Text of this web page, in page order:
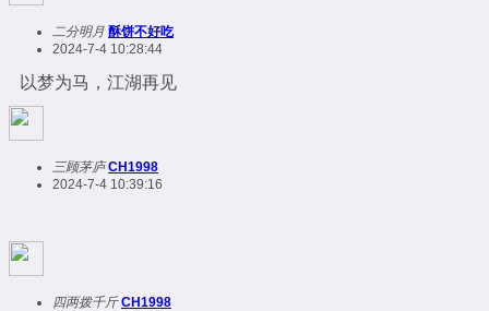
二分明月 酥饼不好吃
2024-7-4 10:28:44
以梦为马，江湖再见
三顾茅庐 CH1998
2024-7-4 10:39:16
四两拨千斤 CH1998